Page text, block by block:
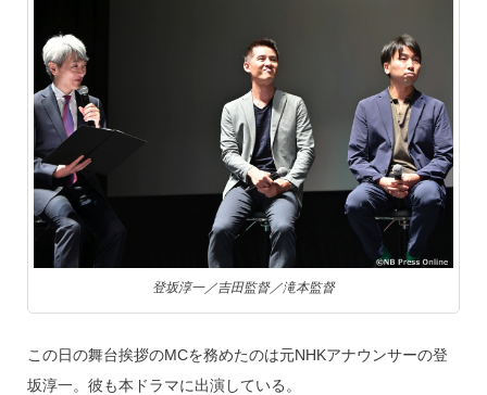
登坂淳一／吉田監督／滝本監督
この日の舞台挨拶のMCを務めたのは元NHKアナウンサーの登
坂淳一。彼も本ドラマに出演している。